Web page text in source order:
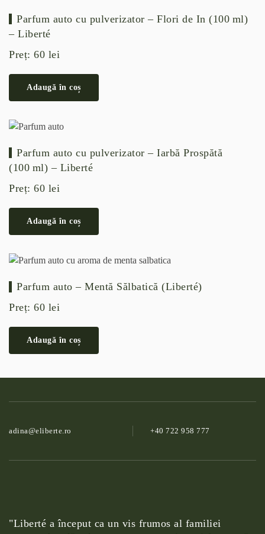
Parfum auto cu pulverizator – Flori de In (100 ml)
– Liberté
Preț: 60 lei
Adaugă în coș
Parfum auto cu pulverizator – Iarbă Prospătă
(100 ml) – Liberté
Preț: 60 lei
Adaugă în coș
Parfum auto – Mentă Sălbatică (Liberté)
Preț: 60 lei
Adaugă în coș
adina@­eliberte.ro +40 722 958 777
"Liberté a început ca un vis frumos al familiei